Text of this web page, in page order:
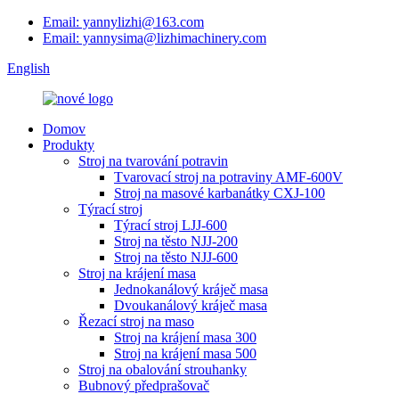
Email: yannylizhi@163.com
Email: yannysima@lizhimachinery.com
English
Domov
Produkty
Stroj na tvarování potravin
Tvarovací stroj na potraviny AMF-600V
Stroj na masové karbanátky CXJ-100
Týrací stroj
Týrací stroj LJJ-600
Stroj na těsto NJJ-200
Stroj na těsto NJJ-600
Stroj na krájení masa
Jednokanálový kráječ masa
Dvoukanálový kráječ masa
Řezací stroj na maso
Stroj na krájení masa 300
Stroj na krájení masa 500
Stroj na obalování strouhanky
Bubnový předprašovač